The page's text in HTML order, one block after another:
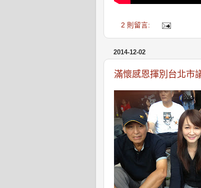
2 則留言:
2014-12-02
滿懷感恩揮別台北市